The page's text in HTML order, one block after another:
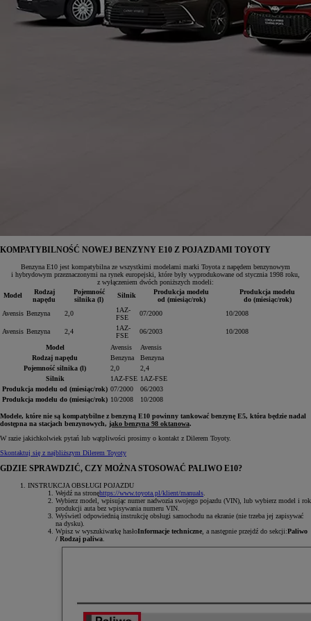
KOMPATYBILNOŚĆ NOWEJ BENZYNY E10 Z POJAZDAMI TOYOTY
Benzyna E10 jest kompatybilna ze wszystkimi modelami marki Toyota z napędem benzynowym
i hybrydowym przeznaczonymi na rynek europejski, które były wyprodukowane od stycznia 1998 roku,
z wyłączeniem dwóch poniższych modeli:
Model
Rodzaj
napędu
Pojemność
silnika (l)
Silnik
Produkcja modelu
od (miesiąc/rok)
Produkcja modelu
do (miesiąc/rok)
Avensis Benzyna 2,0
1AZ-
FSE
07/2000 10/2008
Avensis Benzyna 2,4
1AZ-
FSE
06/2003 10/2008
Model Avensis
Avensis
Rodzaj napędu
Benzyna
Benzyna
Pojemność silnika (l)
2,0
2,4
Silnik
1AZ-FSE 1AZ-FSE
Produkcja modelu od (miesiąc/rok) 07/2000
06/2003
Produkcja modelu do (miesiąc/rok) 10/2008 10/2008
Modele, które nie są kompatybilne z benzyną E10 powinny tankować benzynę E5, która będzie nadal
dostępna na stacjach benzynowych, jako benzyna 98 oktanowa.
W razie jakichkolwiek pytań lub wątpliwości prosimy o kontakt z Dilerem Toyoty.
Skontaktuj się z najbliższym Dilerem Toyoty
GDZIE SPRAWDZIĆ, CZY MOŻNA STOSOWAĆ PALIWO E10?
INSTRUKCJA OBSŁUGI POJAZDU
Wejdź na stronęhttps://www.toyota.pl/klient/manuals
Wybierz model, wpisując numer nadwozia swojego pojazdu (VIN), lub wybierz model i rok
produkcji auta bez wpisywania numeru VIN.
Wyświetl odpowiednią instrukcję obsługi samochodu na ekranie (nie trzeba jej zapisywać
na dysku).
Wpisz w wyszukiwarkę hasłoInformacje techniczne , a następnie przejdź do sekcji:Paliwo
/ Rodzaj paliwa